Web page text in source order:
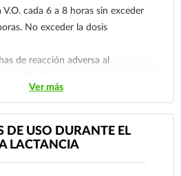
cada 6 a 8 horas sin exceder
No exceder la dosis
de reacción adversa al
Ver más
DE USO DURANTE EL
LACTANCIA